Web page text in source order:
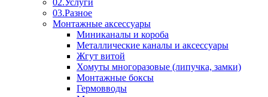
02.Услуги
03.Разное
Монтажные аксессуары
Миниканалы и короба
Металлические каналы и аксессуары
Жгут витой
Хомуты многоразовые (липучка, замки)
Монтажные боксы
Гермовводы